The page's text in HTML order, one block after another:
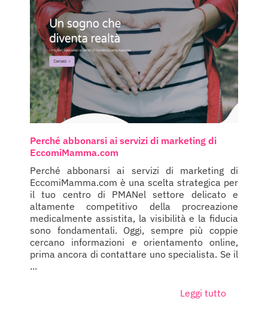
Perché abbonarsi ai servizi di marketing di
EccomiMamma.com
Perché abbonarsi ai servizi di marketing di
EccomiMamma.com è una scelta strategica per
il tuo centro di PMANel settore delicato e
altamente competitivo della procreazione
medicalmente assistita, la visibilità e la fiducia
sono fondamentali. Oggi, sempre più coppie
cercano informazioni e orientamento online,
prima ancora di contattare uno specialista. Se il
...
Leggi tutto